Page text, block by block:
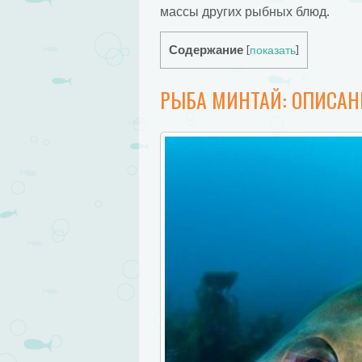
массы других рыбных блюд.
Содержание показать]
РЫБА МИНТАЙ: